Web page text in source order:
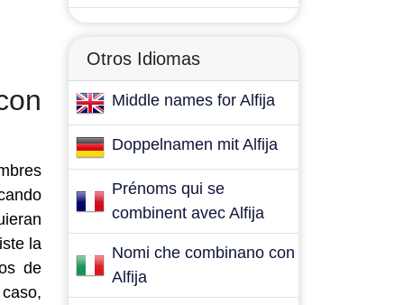
la
de
Otros Idiomas
Middle names for Alfija
Doppelnamen mit Alfija
Prénoms qui se
combinent avec Alfija
Nomi che combinano con
Alfija